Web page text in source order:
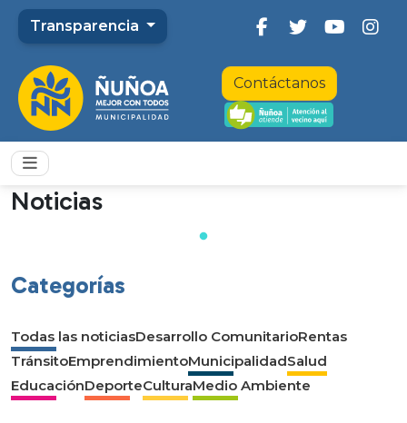
Transparencia
Contáctanos
Noticias
Categorías
Todas las noticiasDesarrollo ComunitarioRentas
TránsitoEmprendimientoMunicipalidadSalud
EducaciónDeporteCulturaMedio Ambiente